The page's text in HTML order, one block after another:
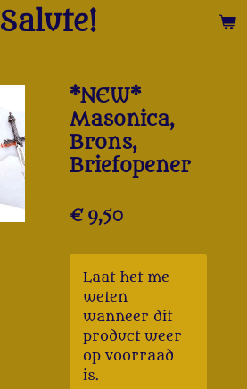
Salute!
*NEW*
Masonica,
Brons,
Briefopener
€ 9,50
Laat het me
weten
wanneer dit
product weer
op voorraad
is.